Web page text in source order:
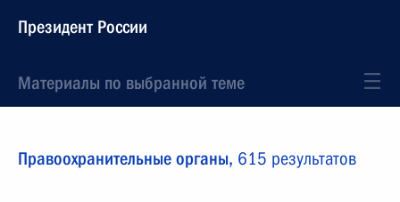
Президент России
Материалы по выбранной теме
Правоохранительные органы, 615 результатов